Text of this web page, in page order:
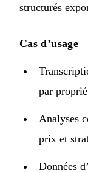
structurés
Cas d’usage
par
Analyses
prix et
Données